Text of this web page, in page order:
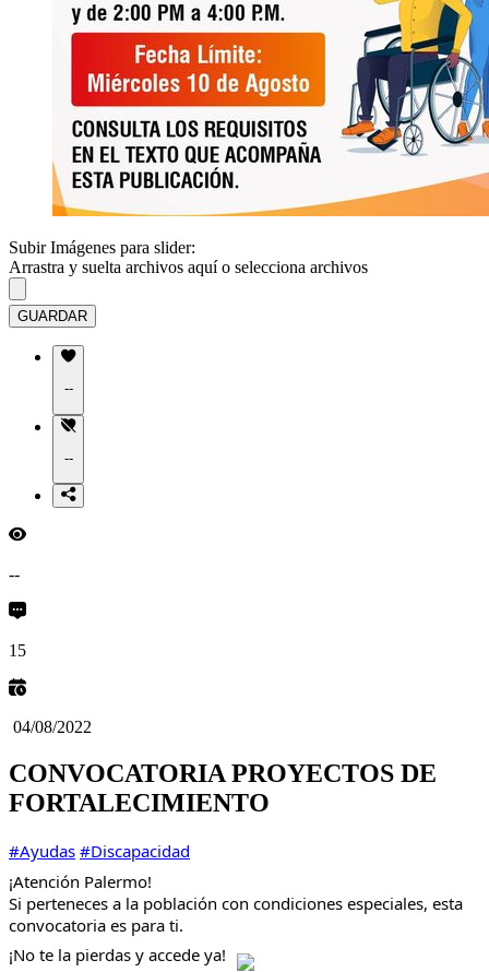
Subir Imágenes para slider:
Arrastra y suelta archivos aquí o selecciona archivos
GUARDAR
--
--
--
15
04/08/2022
CONVOCATORIA PROYECTOS DE
FORTALECIMIENTO
#Ayudas #Discapacidad
¡Atención Palermo!
Si perteneces a la población con condiciones especiales, esta
convocatoria es para ti.
¡No te la pierdas y accede ya!